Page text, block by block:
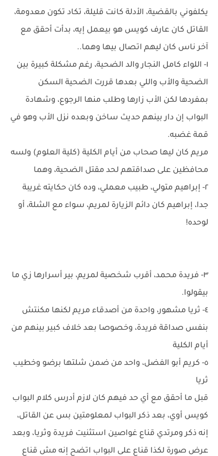
يكلفوني بالقضية، الأدلة كانت قليلة، تكاد تكون معدومة،
القاتل كان عارف كويس هو بيعمل إيه، بدأت أحقق مع
آخر ناس كان ليهم اتصال بيها وهما..
١- اللواء كامل النجار والد الضحية، رغم مشكلة كبيرة بين
الضحية والأب واللي بعدها قررت الضحية السكن
بمفردها لكن الأب زارها وطلب منها الرجوع، وشهادة
البواب إن دار بينهم حديث ساخن وبعده نزل الأب وهو في
قمة غضبه.
مريم كان ليها صحاب من أيام الكلية (كلية العلوم) ولسه
محافظين على صداقتهم لحد مقتل الضحية، وهما
٢- إبراهيم متولي، طبيب معملي، وده كان حكايته غريبة
جدا، إبراهيم كان دائم الزيارة لمريم، سواء مع الشلة، أو
لوحده!
٣- فريدة محمد، أقرب شخصية لمريم، بير أسرارها زي ما
بيقولوا.
٤- ثريا مشهور، واحدة من أصدقاء مريم لكنها مكنتش
بنفس صداقة فريدة، وخصوصا بعد خلاف كبير بينهم من
أيام الكلية
٥- كريم أبو الفضل، واحد من ضمن شلتها برضو وخطيب
ثريا
قبل ما أحقق مع أي حد فيهم كان لازم أدرس كلام البواب
كويس أوي، بعد ذكر البواب لمعلومتين بس عن القاتل،
إنه ذكر ومرتدي قناع غواصين استثنيت فريدة وثريا، وبعد
عرض صورة لكذا قناع على البواب اتضح إنه مش قناع